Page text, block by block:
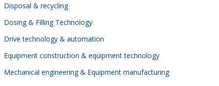
Disposal & recycling
Dosing & Filling Technology
Drive technology & automation
Equipment construction & equipment technology
Mechanical engineering & Equipment manufacturing